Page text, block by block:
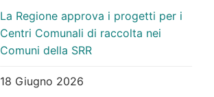
La Regione approva i progetti per i
Centri Comunali di raccolta nei
Comuni della SRR
18 Giugno 2026